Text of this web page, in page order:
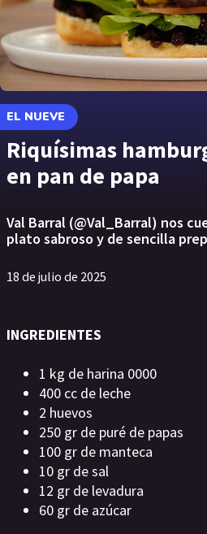
EL NUEVE
Riquísimas
en pan de papa
Val Barral (@Val_Barral) nos
plato sabroso y de sencilla
18 de julio de 2025
INGREDIENTES
1 kg de harina 0000
400 cc de leche
2 huevos
250 gr de puré de papas
100 gr de manteca
10 gr de sal
12 gr de levadura
60 gr de azúcar